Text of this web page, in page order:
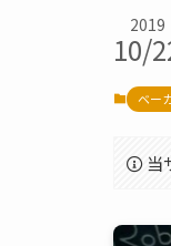
2019
10/
ベー
当